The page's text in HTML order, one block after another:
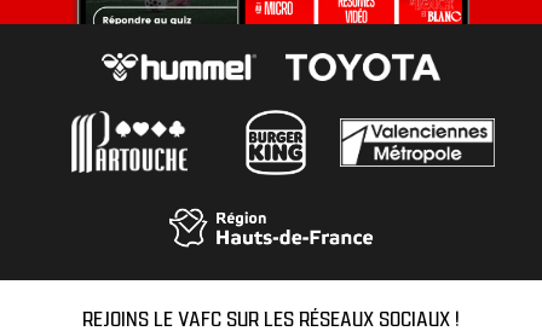
REJOINS LE VAFC SUR LES RÉSEAUX SOCIAUX !